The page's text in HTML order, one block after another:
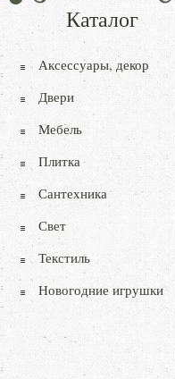
Каталог
Аксессуары, декор
Двери
Мебель
Плитка
Сантехника
Свет
Текстиль
Новогодние игрушки